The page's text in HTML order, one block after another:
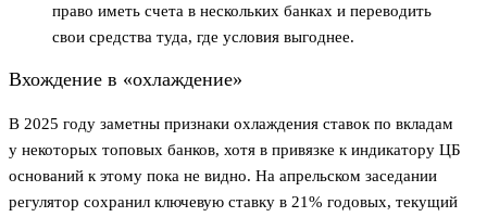
право иметь счета в нескольких банках и переводить
свои средства туда, где условия выгоднее.
Вхождение в «охлаждение»
В 2025 году заметны признаки охлаждения ставок по вкладам
у некоторых топовых банков, хотя в привязке к индикатору ЦБ
оснований к этому пока не видно. На апрельском заседании
регулятор сохранил ключевую ставку в 21% годовых, текущий